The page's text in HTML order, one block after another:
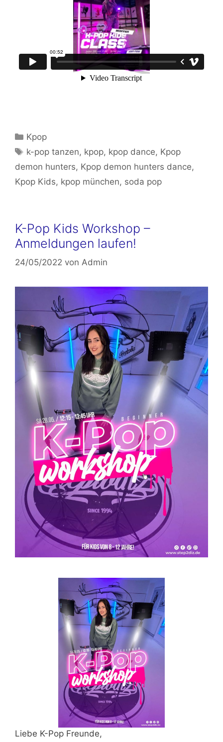
Kategorien
Kpop
Schlagwörter
k-pop tanzen, kpop, kpop dance, Kpop
demon hunters, Kpop demon hunters dance,
Kpop Kids, kpop münchen, soda pop
K-Pop Kids Workshop –
Anmeldungen laufen!
24/05/2022 von Admin
Liebe K-Pop Freunde,